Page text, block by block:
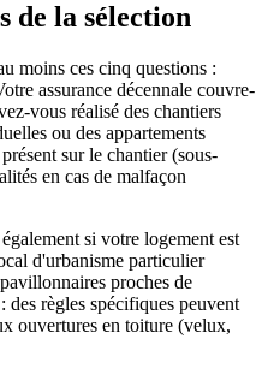
de la sélection
moins ces cinq questions :
assurance décennale couvre-
vous réalisé des chantiers
ou des appartements
sur le chantier (sous-
en cas de malfaçon
si votre logement est
d'urbanisme particulier
proches de
règles spécifiques peuvent
ouvertures en toiture (velux,